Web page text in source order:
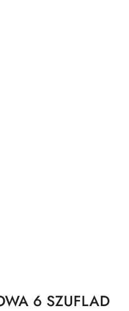
6 SZUFLAD